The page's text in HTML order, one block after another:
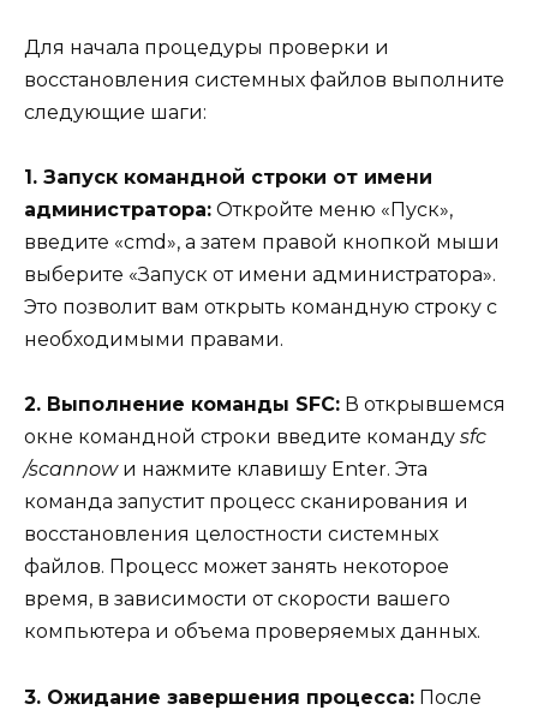
Для начала процедуры проверки и
восстановления системных файлов выполните
следующие шаги:
1. Запуск командной строки от имени
администратора: Откройте меню «Пуск»,
введите «cmd», а затем правой кнопкой мыши
выберите «Запуск от имени администратора».
Это позволит вам открыть командную строку с
необходимыми правами.
2. Выполнение команды SFC: В открывшемся
окне командной строки введите команду sfc
/scannowи нажмите клавишу Enter. Эта
команда запустит процесс сканирования и
восстановления целостности системных
файлов. Процесс может занять некоторое
время, в зависимости от скорости вашего
компьютера и объема проверяемых данных.
3. Ожидание завершения процесса: После